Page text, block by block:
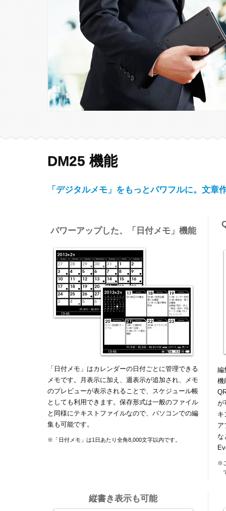
DM25 機能
「デジタルメモ」をもっとパワフルに。文章
パワーアップした、「日付メモ」機能
「日付メモ」はカレンダーの日付ごとに管理できる
メモです。月表示に加え、週表示が追加され、メモ
のプレビューが表示されることで、スケジュール帳
としても利用できます。保存形式は一般のファイル
と同様にテキストファイルなので、パソコンでの編
集も可能です。
※「日付メモ」は1日あたり全角8,000文字以内です。
編
機
が
キ
ア
な
※
縦書き表示も可能